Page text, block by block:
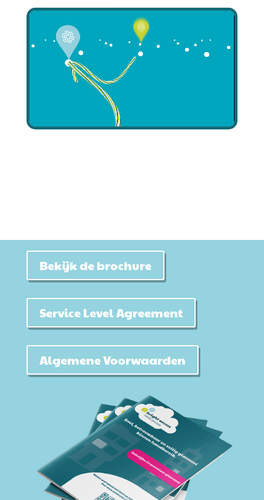
Bekijk de brochure
Service Level Agreement
Algemene Voorwaarden